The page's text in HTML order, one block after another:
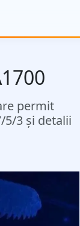
permit
5/3 și detalii